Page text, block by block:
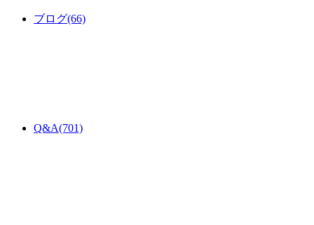
ブログ(66)
Q&A(701)